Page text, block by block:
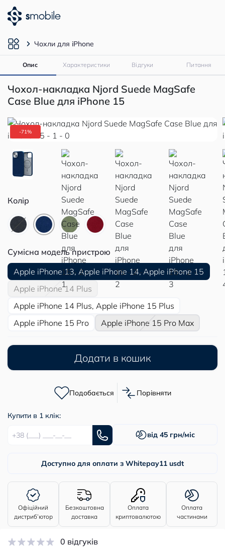
Чохли для iPhone
Опис Характеристики Відгуки Питання
Чохол-накладка Njord Suede MagSafe
Case Blue для iPhone 15
-71%
Колір
Сумісна модель пристрою
Apple iPhone 13, Apple iPhone 14, Apple iPhone 15
Apple iPhone 14 Plus
Apple iPhone 14 Plus, Apple iPhone 15 Plus
Apple iPhone 15 Pro
Apple iPhone 15 Pro Max
Додати в кошик
Подобається Порівняти
Купити в 1 клік:
від 45 грн/міс
Доступно для оплати з Whitepay11 usdt
Офіційний
дистриб’ютор
Безкоштовна
доставка
Оплата
криптовалютою
Оплата
частинами
0 відгуків